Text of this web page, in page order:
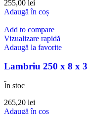
255,00 lei
Adaugă în coș
Add to compare
Vizualizare rapidă
Adaugă la favorite
Lambriu 250 x 8 x
În stoc
265,20 lei
Adaugă în coș